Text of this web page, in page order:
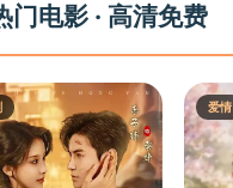
门电影 · 高清免费
爱情